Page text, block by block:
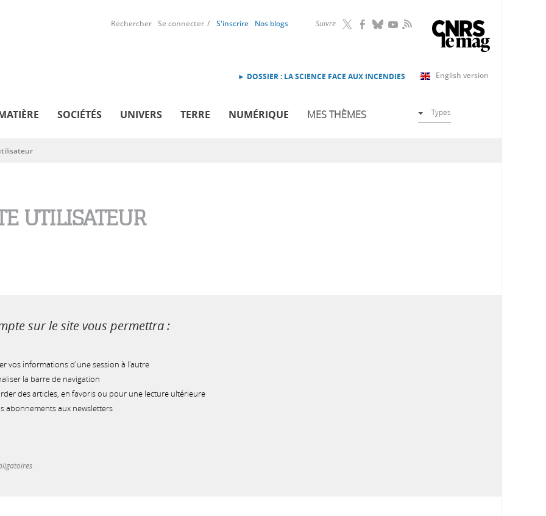
Suivre RSS
Rechercher Se connecter S'inscrire Nos blogs
English version
► DOSSIER : LA SCIENCE FACE AUX INCENDIES
SOCIÉTÉS UNIVERS TERRE NUMÉRIQUE MES THÈMES Types
UTILISATEUR
sur le site vous permettra :
vos informations d'une session à l'autre
la barre de navigation
des articles, en favoris ou pour une lecture ultérieure
abonnements aux newsletters